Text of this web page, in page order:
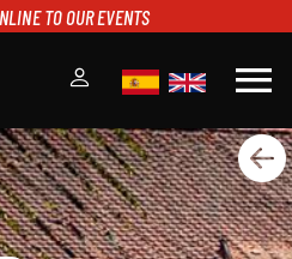
TO OUR EVENTS
menu